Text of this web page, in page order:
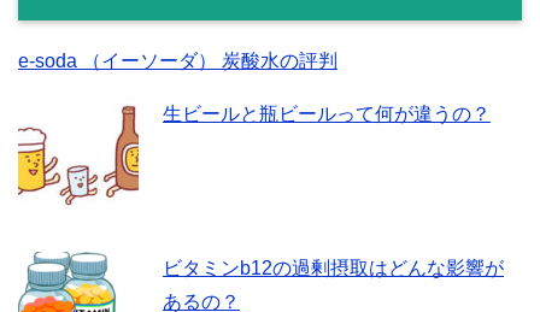
e-soda （イーソーダ） 炭酸水の評判
生ビールと瓶ビールって何が違うの？
ビタミンb12の過剰摂取はどんな影響が
あるの？